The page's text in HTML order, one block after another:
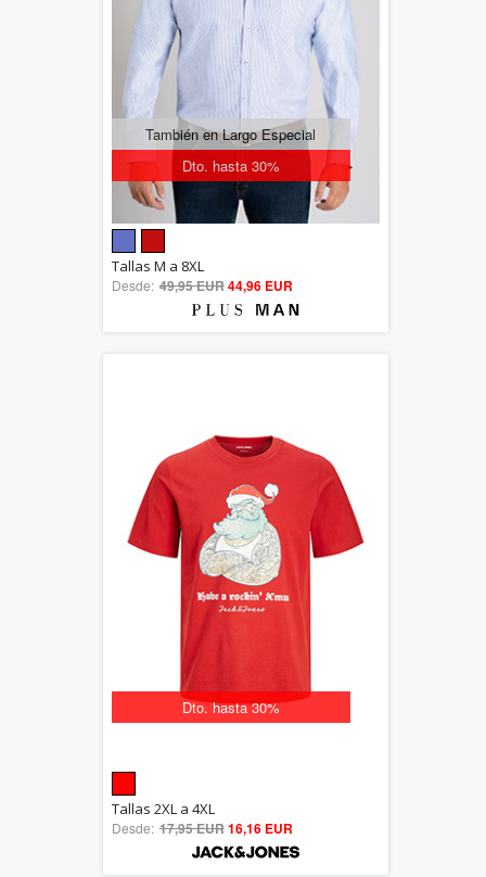
Dto. hasta 30%
También en Largo Especial
out of 5
Tallas M a 8XL
Desde: 49,95 EUR44,96 EUR
Dto. hasta 30%
5.00
out of 5
Tallas 2XL a 4XL
Desde: 17,95 EUR16,16 EUR